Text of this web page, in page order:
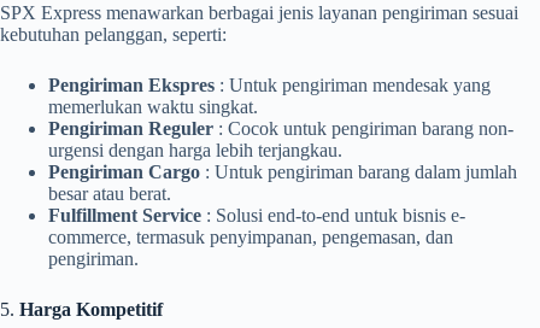
SPX Express menawarkan berbagai jenis layanan pengiriman sesuai
kebutuhan pelanggan, seperti:
Pengiriman Ekspres : Untuk pengiriman mendesak yang
memerlukan waktu singkat.
Pengiriman Reguler : Cocok untuk pengiriman barang non-
urgensi dengan harga lebih terjangkau.
Pengiriman Cargo : Untuk pengiriman barang dalam jumlah
besar atau berat.
Fulfillment Service : Solusi end-to-end untuk bisnis e-
commerce, termasuk penyimpanan, pengemasan, dan
pengiriman.
5. Harga Kompetitif